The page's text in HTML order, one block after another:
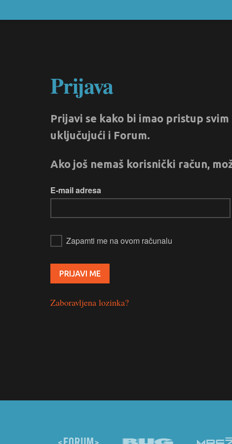
Prijava
Prijavi se kako bi imao pristup
uključujući i Forum.
Ako još nemaš korisnički račun,
E-mail adresa
Zapamti me na ovom računalu
Zaboravljena lozinka?